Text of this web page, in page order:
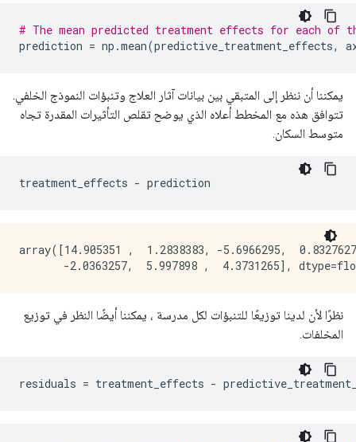
# The mean predicted treatment effects for each of
prediction = np .mean(predictive_treatment_effects,
يمكننا أن ننظر إلى المتبقي بين بيانات آثار العلاج وتنبؤات النموذج الخلفي.
تتوافق هذه مع المخطط أعلاه الذي يوضح تقلص التأثيرات المقدرة تجاه
متوسط ​​السكان.
treatment_effects - prediction
array([14.905351 ,  1.2838383, -5.6966295,
نظرًا لأن لدينا توزيعًا للتنبؤات لكل مدرسة ، يمكننا أيضًا النظر في توزيع
المخلفات.
residuals = treatment_effects -